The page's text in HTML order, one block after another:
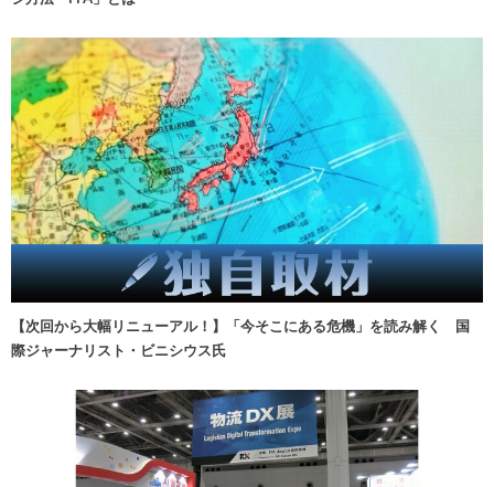
【次回から大幅リニューアル！】「今そこにある危機」を読み解く 国
際ジャーナリスト・ビニシウス氏